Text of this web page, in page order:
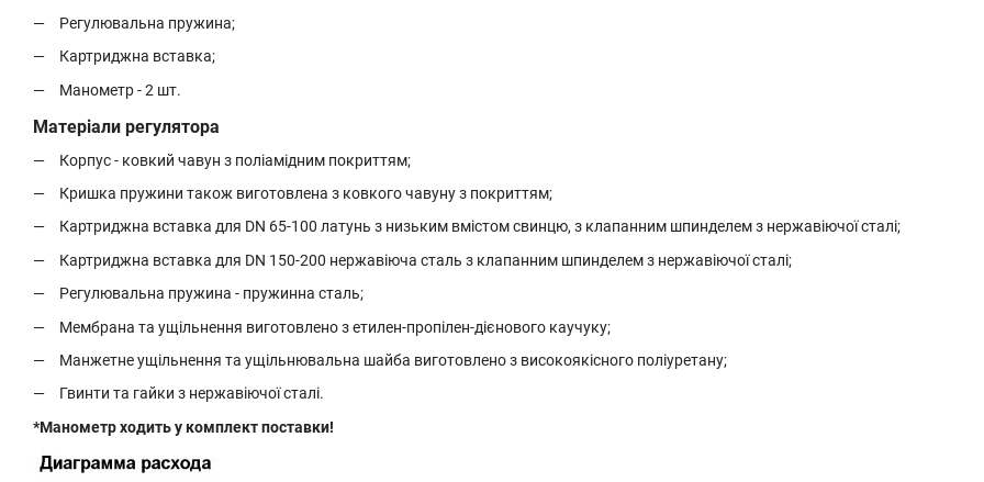
Регулювальна пружина;
Картриджна вставка;
Манометр - 2 шт.
Матеріали регулятора
Корпус - ковкий чавун з поліамідним покриттям;
Кришка пружини також виготовлена ​​з ковкого чавуну з покриттям;
Картриджна вставка для DN 65-100 латунь з низьким вмістом свинцю, з клапанним шпинделем з нержавіючої сталі;
Картриджна вставка для DN 150-200 нержавіюча сталь з клапанним шпинделем з нержавіючої сталі;
Регулювальна пружина - пружинна сталь;
Мембрана та ущільнення виготовлено з етилен-пропілен-дієнового каучуку;
Манжетне ущільнення та ущільнювальна шайба виготовлено з високоякісного поліуретану;
Гвинти та гайки з нержавіючої сталі.
*Манометр ходить у комплект поставки!